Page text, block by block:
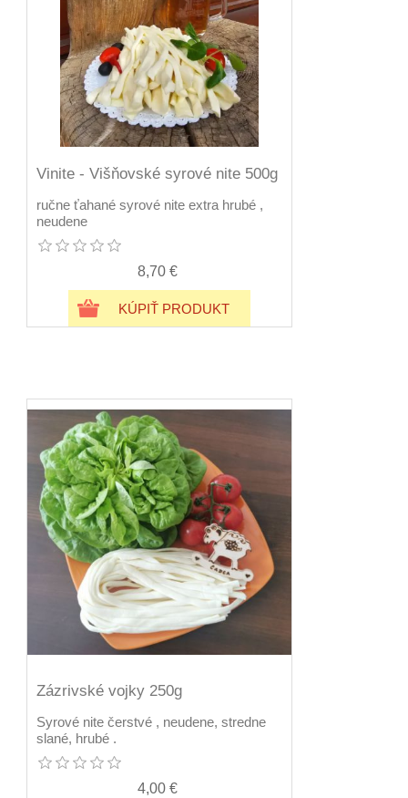
Vinite - Višňovské syrové nite 500g
ručne ťahané syrové nite extra hrubé ,
neudene
8,70 €
KÚPIŤ PRODUKT
Zázrivské vojky 250g
Syrové nite čerstvé , neudene, stredne
slané, hrubé .
4,00 €